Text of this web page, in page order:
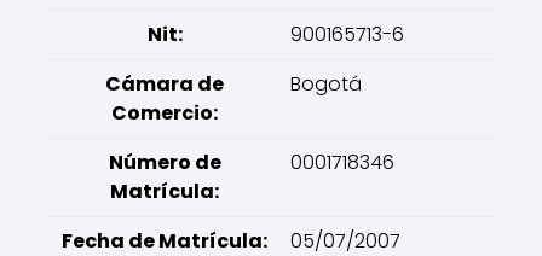
Nit:
900165713-6
Cámara de
Comercio:
Bogotá
Número de
Matrícula:
0001718346
Fecha de Matrícula:
05/07/2007